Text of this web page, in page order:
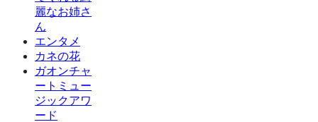
麗なお姉さ
ん
エンタメ
カネの花
ガオンチャ
ートミュー
ジックアワ
ード